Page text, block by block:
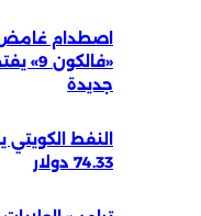
اصطدام غامض
جديدة
74.33 دولار